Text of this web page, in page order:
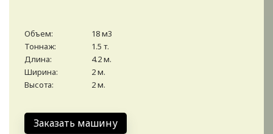
Объем:
18 м3
Тоннаж:
1.5 т.
Длина:
4.2 м.
Ширина:
2 м.
Высота:
2 м.
Заказать машину